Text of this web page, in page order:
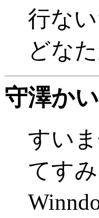
行な
どな
守澤か
すい
てすみ